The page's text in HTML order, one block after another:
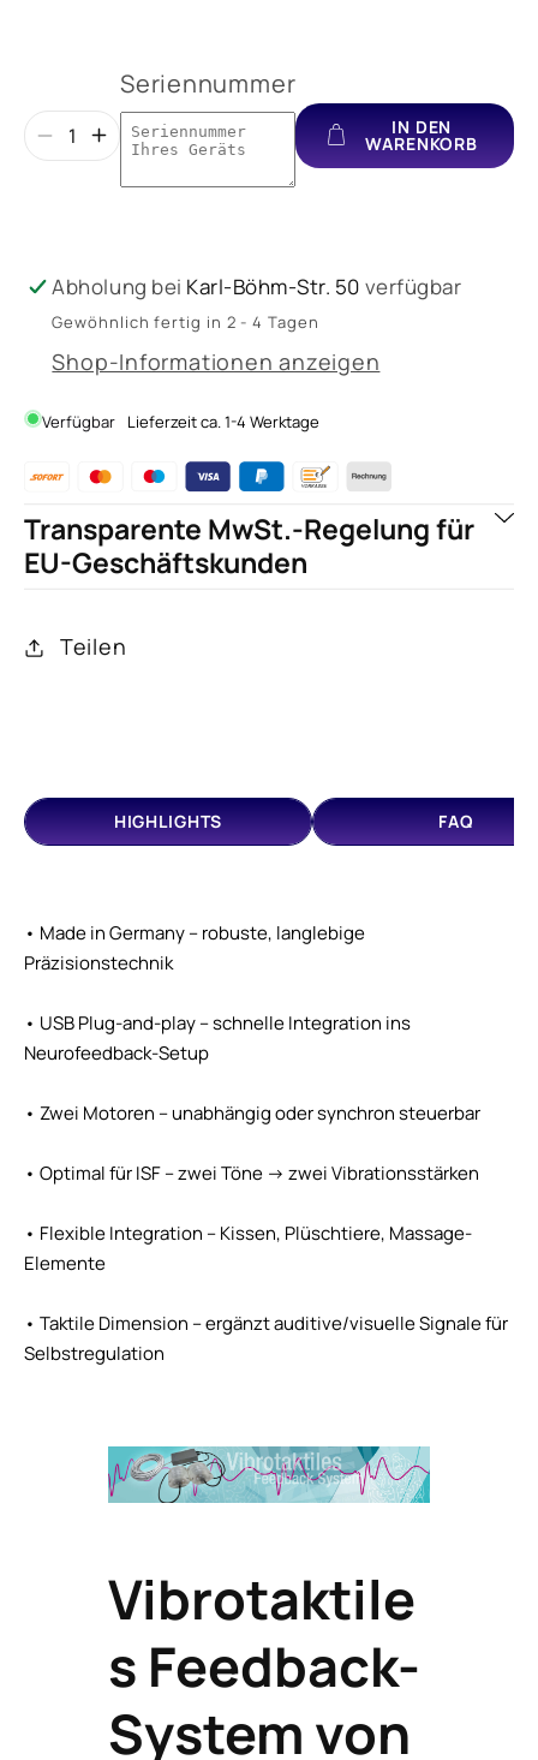
IN DEN
WARENKORB
Seriennummer
Verringere
IFEN
Vibrotaktiles
Erhöhe
die
IFEN
Vibrotaktiles
Abholung bei Karl-Böhm-Str. 50 verfügbar
Gewöhnlich fertig in 2 - 4 Tagen
Shop-Informationen anzeigen
Verfügbar Lieferzeit ca. 1-4 Werktage
Transparente MwSt.-Regelung für
EU-Geschäftskunden
Teilen
HIGHLIGHTS FAQ
• Made in Germany – robuste, langlebige
Präzisionstechnik
• USB Plug-and-play – schnelle Integration ins
Neurofeedback-Setup
• Zwei Motoren – unabhängig oder synchron steuerbar
• Optimal für ISF – zwei Töne → zwei Vibrationsstärken
• Flexible Integration – Kissen, Plüschtiere, Massage-
Elemente
• Taktile Dimension – ergänzt auditive/visuelle Signale für
Selbstregulation
Vibrotaktile
s Feedback-
System von